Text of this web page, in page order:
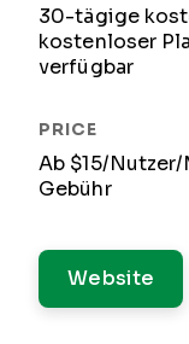
30-tägige
kostenloser
verfügbar
Ab $15/
Gebühr
Website